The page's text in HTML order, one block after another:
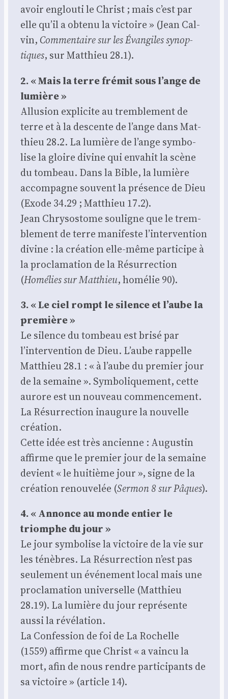
avoir englou­ti le Christ ; mais c’est par
elle qu’il a obte­nu la vic­toire » (Jean Cal­
vin,Com­men­taire sur les Évan­giles synop­
tiques, sur Mat­thieu 28.1).
2. « Mais la terre fré­mit sous l’ange de
lumière »
Allu­sion expli­cite au trem­ble­ment de
terre et à la des­cente de l’ange dans Mat­
thieu 28.2. La lumière de l’ange sym­bo­
lise la gloire divine qui enva­hit la scène
du tom­beau. Dans la Bible, la lumière
accom­pagne sou­vent la pré­sence de Dieu
(Exode 34.29 ; Mat­thieu 17.2).
Jean Chry­so­stome sou­ligne que le trem­
ble­ment de terre mani­feste l’intervention
divine : la créa­tion elle-même par­ti­cipe à
la pro­cla­ma­tion de la Résur­rec­tion
(Homé­lies sur Mat­thieu, homé­lie 90).
3. « Le ciel rompt le silence et l’aube la
pre­mière »
Le silence du tom­beau est bri­sé par
l’intervention de Dieu. L’aube rap­pelle
Mat­thieu 28.1 : « à l’aube du pre­mier jour
de la semaine ». Sym­bo­li­que­ment, cette
aurore est un nou­veau com­men­ce­ment.
La Résur­rec­tion inau­gure la nou­velle
créa­tion.
Cette idée est très ancienne : Augus­tin
affirme que le pre­mier jour de la semaine
devient « le hui­tième jour », signe de la
créa­tion renou­ve­lée (Ser­mon 8 sur Pâques).
4. « Annonce au monde entier le
triomphe du jour »
Le jour sym­bo­lise la vic­toire de la vie sur
les ténèbres. La Résur­rec­tion n’est pas
seule­ment un évé­ne­ment local mais une
pro­cla­ma­tion uni­ver­selle (Mat­thieu
28.19). La lumière du jour repré­sente
aus­si la révé­la­tion.
La Confes­sion de foi de La Rochelle
(1559) affirme que Christ « a vain­cu la
mort, afin de nous rendre par­ti­ci­pants de
sa vic­toire » (article 14).